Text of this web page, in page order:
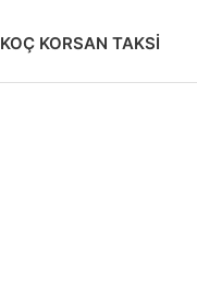
KOÇ KORSAN TAKSI